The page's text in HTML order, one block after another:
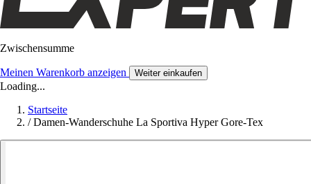
Zwischensumme
Meinen Warenkorb anzeigen Weiter einkaufen
Loading...
Startseite
/ Damen-Wanderschuhe La Sportiva Hyper Gore-Tex